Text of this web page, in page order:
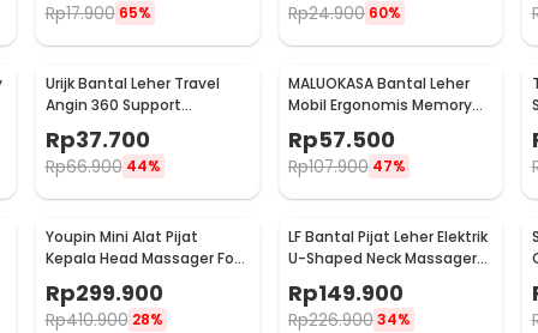
Rp17.900 65% Rp24.900 60%
Urijk Bantal Leher Travel
Angin 360 Support
Inflatable Neck Pillow -
M1345
Rp37.700
Rp66.900 44%
MALUOKASA Bantal Leher
Mobil Ergonomis Memory
Foam Car Headrest Pillow -
M3D
Rp57.500
Rp107.900 47%
Youpin Mini Alat Pijat
Kepala Head Massager Four
Wheel Rotation - M2
Rp299.900
Rp410.900 28%
LF Bantal Pijat Leher Elektrik
U-Shaped Neck Massager
Pillow - LR-S100
Rp149.900
Rp226.90034%